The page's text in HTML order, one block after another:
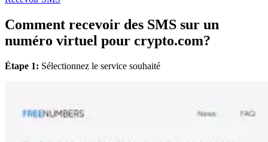
Comment recevoir des SMS sur un
numéro virtuel pour crypto.com?
Étape 1: Sélectionnez le service souhaité